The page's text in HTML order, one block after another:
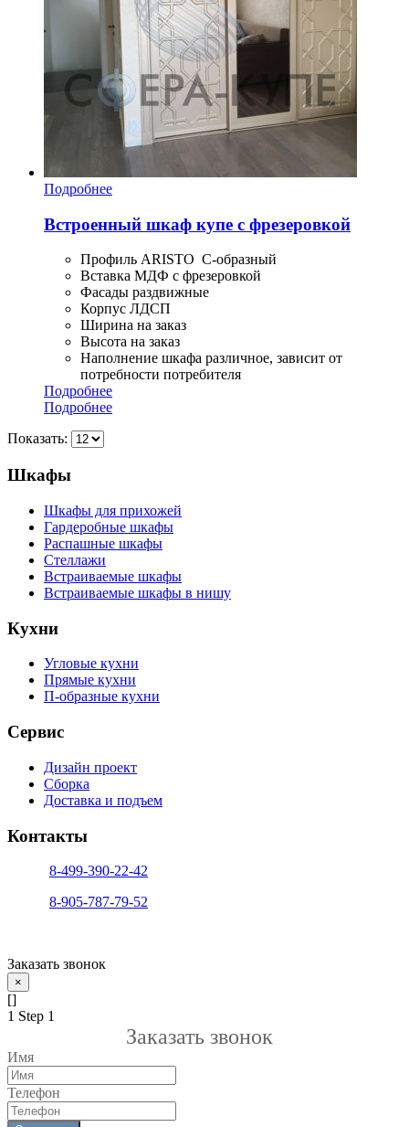
Подробнее
Встроенный шкаф купе с фрезеровкой
Профиль ARISTO С-образный
Вставка МДФ с фрезеровкой
Фасады раздвижные
Корпус ЛДСП
Ширина на заказ
Высота на заказ
Наполнение шкафа различное, зависит от
потребности потребителя
Подробнее
Подробнее
Показать:
Шкафы
Шкафы для прихожей
Гардеробные шкафы
Распашные шкафы
Стеллажи
Встраиваемые шкафы
Встраиваемые шкафы в нишу
Кухни
Угловые кухни
Прямые кухни
П-образные кухни
Сервис
Дизайн проект
Сборка
Доставка и подъем
Контакты
8-499-390-22-42
8-905-787-79-52
Заказать звонок
×
[]
1 Step 1
Заказать звонок
Имя
Телефон